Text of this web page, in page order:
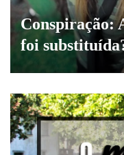
Conspiração:
foi